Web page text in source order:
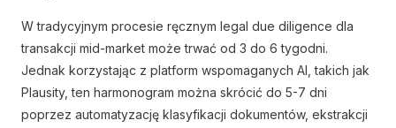
W tradycyjnym procesie ręcznym legal due diligence dla
transakcji mid-market może trwać od 3 do 6 tygodni.
Jednak korzystając z platform wspomaganych AI, takich jak
Plausity, ten harmonogram można skrócić do 5-7 dni
poprzez automatyzację klasyfikacji dokumentów, ekstrakcji